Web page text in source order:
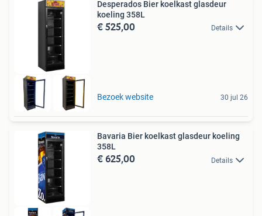
Desperados Bier koelkast glasdeur
koeling 358L
€ 525,00 Details
Bezoek website 30 jul 26
Bavaria Bier koelkast glasdeur koeling
358L
€ 625,00 Details